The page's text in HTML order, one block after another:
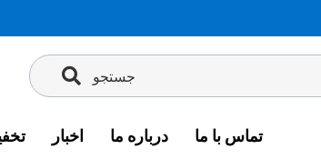
جستجو
اخبار درباره ما تماس با ما